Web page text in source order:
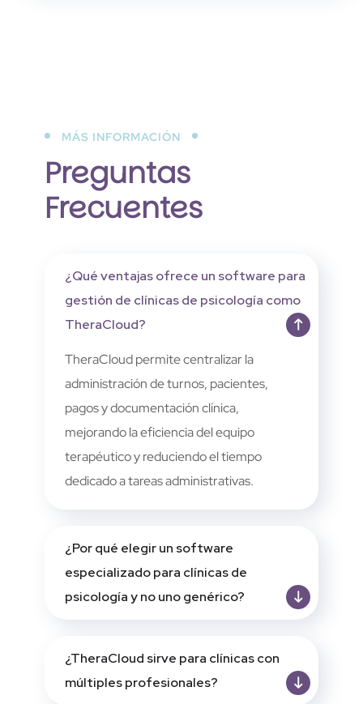
MÁS INFORMACIÓN
Preguntas
Frecuentes
¿Qué ventajas ofrece un software para
gestión de clínicas de psicología como
TheraCloud?
TheraCloud permite centralizar la
administración de turnos, pacientes,
pagos y documentación clínica,
mejorando la eficiencia del equipo
terapéutico y reduciendo el tiempo
dedicado a tareas administrativas.
¿Por qué elegir un software
especializado para clínicas de
psicología y no uno genérico?
¿TheraCloud sirve para clínicas con
múltiples profesionales?